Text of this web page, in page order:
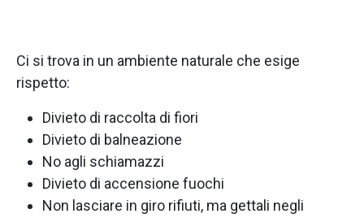
Ci si trova in un ambiente naturale che esige
rispetto:
Divieto di raccolta di fiori
Divieto di balneazione
No agli schiamazzi
Divieto di accensione fuochi
Non lasciare in giro rifiuti, ma gettali negli